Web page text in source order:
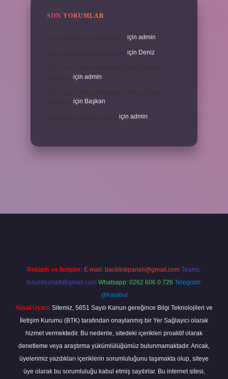
SON YORUMLAR
için admin
için Deniz
için admin
için Başkan
için admin
Reklam ve İletişim: E-mail: backlinkpaneli@gmail.com Teams:
forumhizmeti@gmail.com Whatsapp: 0262 606 0 726 Telegram:
@karabul
Yasal Uyarı: Sitemiz, 5651 Sayılı Kanun gereğince Bilgi Teknolojileri ve
İletişim Kurumu (BTK) tarafından onaylanmış bir Yer Sağlayıcı olarak
hizmet vermektedir. Bu nedenle, sitedeki içerikleri proaktif olarak
denetleme veya araştırma yükümlülüğümüz bulunmamaktadır. Ancak,
üyelerimiz yazdıkları içeriklerin sorumluluğunu taşımakta olup, siteye
üye olarak bu sorumluluğu kabul etmiş sayılırlar. Bu internet sitesi,